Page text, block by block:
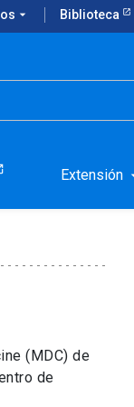
arrow_drop_down Biblioteca
Extensión
para
(MDC) de
de